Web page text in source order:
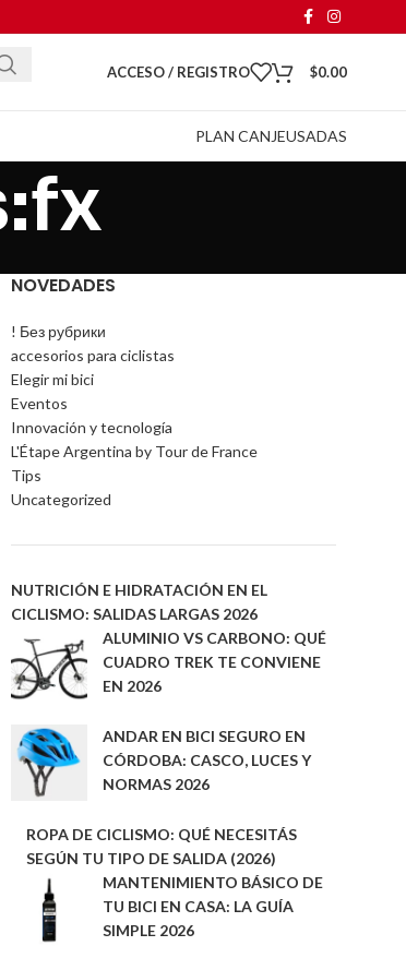
ACCESO / REGISTRO $0.00
PLAN CANJEUSADAS
NOVEDADES
! Без рубрики
accesorios para ciclistas
Elegir mi bici
Eventos
Innovación y tecnología
L'Étape Argentina by Tour de France
Tips
Uncategorized
NUTRICIÓN E HIDRATACIÓN EN EL
CICLISMO: SALIDAS LARGAS 2026
ALUMINIO VS CARBONO: QUÉ
CUADRO TREK TE CONVIENE
EN 2026
ANDAR EN BICI SEGURO EN
CÓRDOBA: CASCO, LUCES Y
NORMAS 2026
ROPA DE CICLISMO: QUÉ NECESITÁS
SEGÚN TU TIPO DE SALIDA (2026)
MANTENIMIENTO BÁSICO DE
TU BICI EN CASA: LA GUÍA
SIMPLE 2026